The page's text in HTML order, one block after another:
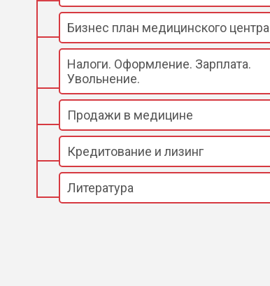
Бизнес план медицинского центра
Налоги. Оформление. Зарплата.
Увольнение.
Продажи в медицине
Кредитование и лизинг
Литература